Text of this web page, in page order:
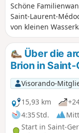
Schöne
Saint-Laurent-
von kleinen
ein größerer, die
führt durch ein
Potenzial: die im
Sümpfe. Dieser
Gebiet
Gleichgewicht ist
extensiven
zugunsten einer
bedroht.
Über die
Brion in
Visorando-
15,93 km
4:35 Std.
Start in Saint-